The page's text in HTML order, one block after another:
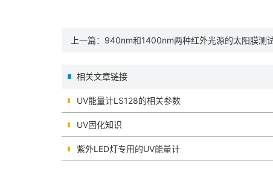
上一篇： 940nm和1400nm两种红外光源的太阳膜测
相关文章链接
UV能量计LS128的相关参数
UV固化知识
紫外LED灯专用的UV能量计